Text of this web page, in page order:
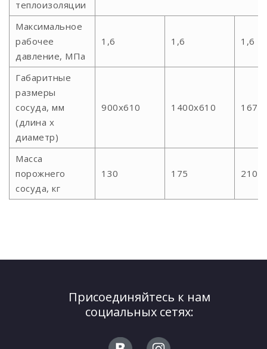
теплоизоляции
Максимальное
рабочее
давление, МПа
1,6 1,6 1,6
Габаритные
размеры
сосуда, мм
(длина х
диаметр)
900х610 1400х610
Масса
порожнего
сосуда, кг
130 175 210
Присоединяйтесь к нам
социальных сетях: